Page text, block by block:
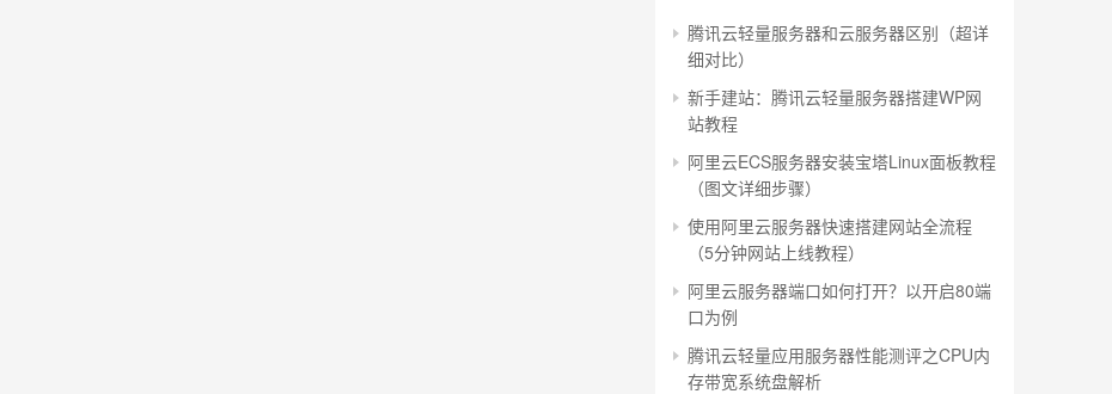
腾讯云轻量服务器和云服务器区别（超详
细对比）
新手建站：腾讯云轻量服务器搭建WP网
站教程
阿里云ECS服务器安装宝塔Linux面板教程
（图文详细步骤）
使用阿里云服务器快速搭建网站全流程
（5分钟网站上线教程）
阿里云服务器端口如何打开？以开启80端
口为例
腾讯云轻量应用服务器性能测评之CPU内
存带宽系统盘解析